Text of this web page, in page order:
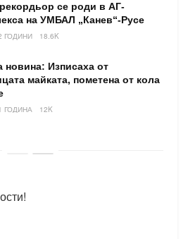
се роди в АГ-
на УМБАЛ „Канев“-Русе
ГОДИНИ 18.6K
новина: Изписаха от
майката, пометена от кола
ГОДИНА 12K